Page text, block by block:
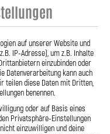
Sicherheit und ein
dauerhafte, spürbare
vs. Gummi“
auf unserer Website und
IP-Adresse), um z.B. Inhalte
einzubinden oder
Datenverarbeitung kann auch
teilen diese Daten mit Dritten,
benennen.
oder auf Basis eines
Privatsphäre-Einstellungen
einzuwilligen und deine